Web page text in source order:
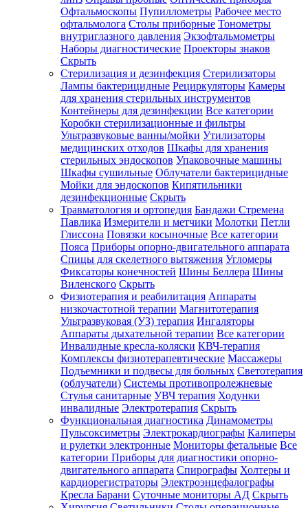
Офтальмоскопы Пупиллометры Рабочее место
офтальмолога Столы приборные Тонометры
внутриглазного давления Экзофтальмометры
Наборы диагностические Проекторы знаков
Скрыть
Стерилизация и дезинфекция Стерилизаторы
Лампы бактерицидные Рециркуляторы Камеры
для хранения стерильных инструментов
Контейнеры для дезинфекции Все категории
Коробки стерилизационные и фильтры
Ультразвуковые ванны/мойки Утилизаторы
медицинских отходов Шкафы для хранения
стерильных эндоскопов Упаковочные машины
Шкафы сушильные Облучатели бактерицидные
Мойки для эндоскопов Кипятильники
дезинфекционные Скрыть
Травматология и ортопедия Бандажи Стремена
Павлика Измерители и метчики Молотки Петли
Глиссона Повязки косыночные Все категории
Пояса Приборы опорно-двигательного аппарата
Спицы для скелетного вытяжения Угломеры
Фиксаторы конечностей Шины Беллера Шины
Виленского Скрыть
Физиотерапия и реабилитация Аппараты
низкочастотной терапии Магнитотерапия
Ультразвуковая (УЗ) терапия Ингаляторы
Аппараты дыхательной терапии Все категории
Инвалидные кресла-коляски КВЧ-терапия
Комплексы физиотерапевтические Массажеры
Подъемники и подвесы для больных Светотерапия
(облучатели) Системы противопролежневые
Стулья санитарные УВЧ терапия Ходунки
инвалидные Электротерапия Скрыть
Функциональная диагностика Динамометры
Пульсоксиметры Электрокардиографы Калиперы
и рулетки электронные Мониторы фетальные Все
категории Приборы для диагностики опорно-
двигательного аппарата Спирографы Холтеры и
кардиорегистраторы Электроэнцефалографы
Кресла Барани Суточные мониторы АД Скрыть